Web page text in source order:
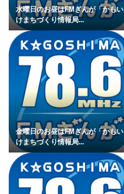
水曜日のお昼はFMぎんが「かもい
けまちづくり情報局...
金曜日のお昼はFMぎんが「かもい
けまちづくり情報局...